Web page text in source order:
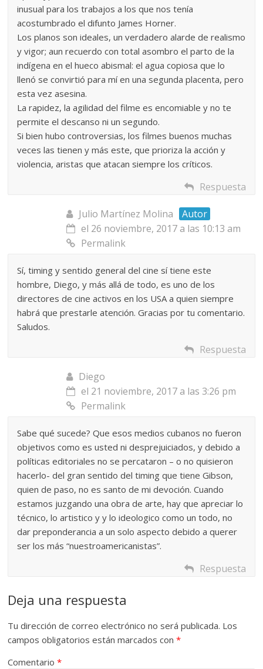
inusual para los trabajos a los que nos tenía
acostumbrado el difunto James Horner.
Los planos son ideales, un verdadero alarde de realismo
y vigor; aun recuerdo con total asombro el parto de la
indígena en el hueco abismal: el agua copiosa que lo
llenó se convirtió para mí en una segunda placenta, pero
esta vez asesina.
La rapidez, la agilidad del filme es encomiable y no te
permite el descanso ni un segundo.
Si bien hubo controversias, los filmes buenos muchas
veces las tienen y más este, que prioriza la acción y
violencia, aristas que atacan siempre los críticos.
Respuesta
Julio Martínez Molina
Autor
el 26 noviembre, 2017 a las 10:13 am
Permalink
Sí, timing y sentido general del cine sí tiene este
hombre, Diego, y más allá de todo, es uno de los
directores de cine activos en los USA a quien siempre
habrá que prestarle atención. Gracias por tu comentario.
Saludos.
Respuesta
Diego
el 21 noviembre, 2017 a las 3:26 pm
Permalink
Sabe qué sucede? Que esos medios cubanos no fueron
objetivos como es usted ni desprejuiciados, y debido a
políticas editoriales no se percataron – o no quisieron
hacerlo- del gran sentido del timing que tiene Gibson,
quien de paso, no es santo de mi devoción. Cuando
estamos juzgando una obra de arte, hay que apreciar lo
técnico, lo artistico y y lo ideologico como un todo, no
dar preponderancia a un solo aspecto debido a querer
ser los más “nuestroamericanistas”.
Respuesta
Deja una respuesta
Tu dirección de correo electrónico no será publicada. Los
campos obligatorios están marcados con*
Comentario*